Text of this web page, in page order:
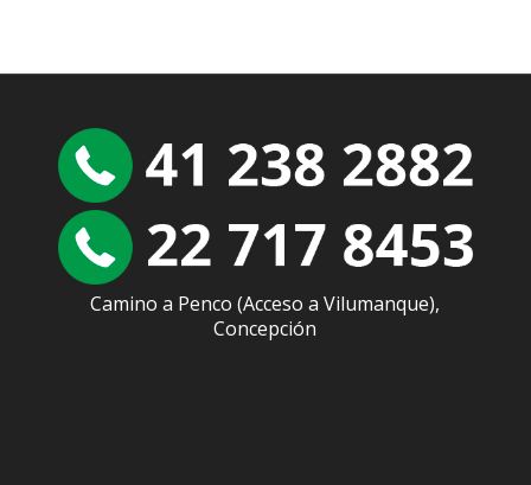
Camino a Penco (Acceso a Vilumanque),
Concepción